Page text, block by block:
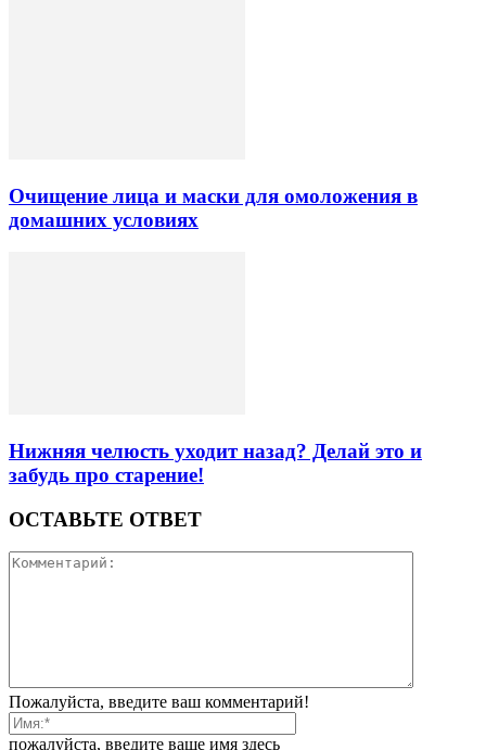
Очищение лица и маски для омоложения в
домашних условиях
Нижняя челюсть уходит назад? Делай это и
забудь про старение!
ОСТАВЬТЕ ОТВЕТ
Пожалуйста, введите ваш комментарий!
пожалуйста, введите ваше имя здесь